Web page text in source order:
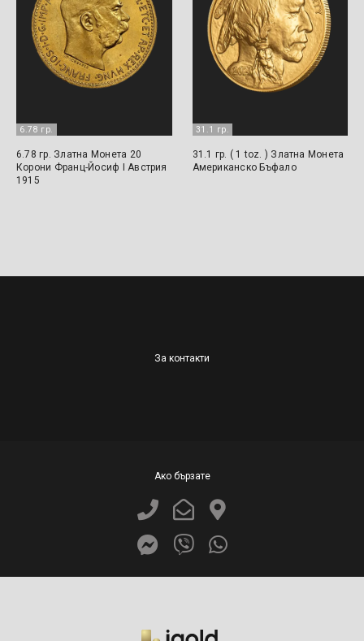
6.78 гр.
6.78 гр. Златна Монета 20
Корони Франц-Йосиф I Австрия
1915
31.1 гр.
31.1 гр. ( 1 toz. ) Златна Монета
Американско Бъфало
За контакти
Ако бързате